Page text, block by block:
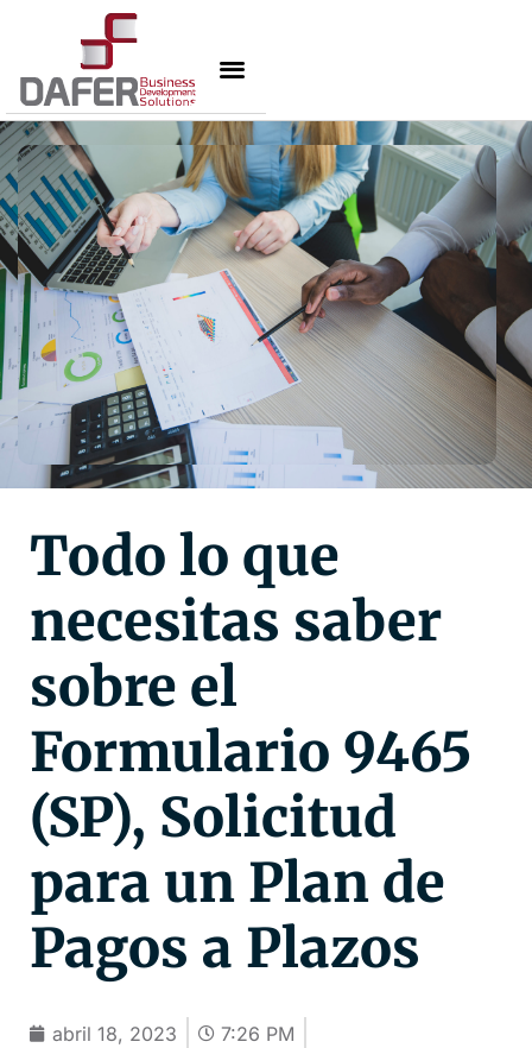
Todo lo que
necesitas saber
sobre el
Formulario 9465
(SP), Solicitud
para un Plan de
Pagos a Plazos
abril 18, 2023
7:26 PM